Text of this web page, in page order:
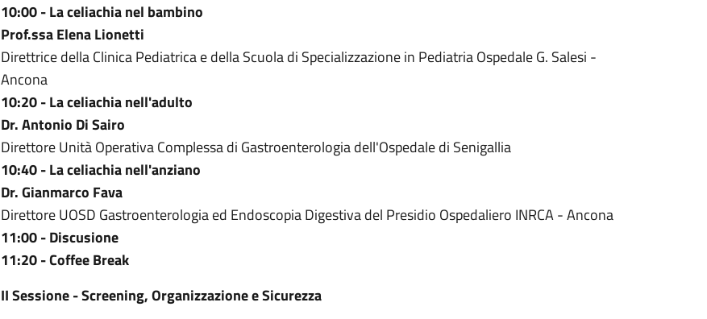
10:00 - La celiachia nel bambino
Prof.ssa Elena Lionetti
Direttrice della Clinica Pediatrica e della Scuola di Specializzazione in Pediatria Ospedale G. Salesi -
Ancona
10:20 - La celiachia nell'adulto
Dr. Antonio Di Sairo
Direttore Unità Operativa Complessa di Gastroenterologia dell'Ospedale di Senigallia
10:40 - La celiachia nell'anziano
Dr. Gianmarco Fava
Direttore UOSD Gastroenterologia ed Endoscopia Digestiva del Presidio Ospedaliero INRCA - Ancona
11:00 - Discusione
11:20 - Coffee Break
II Sessione - Screening, Organizzazione e Sicurezza